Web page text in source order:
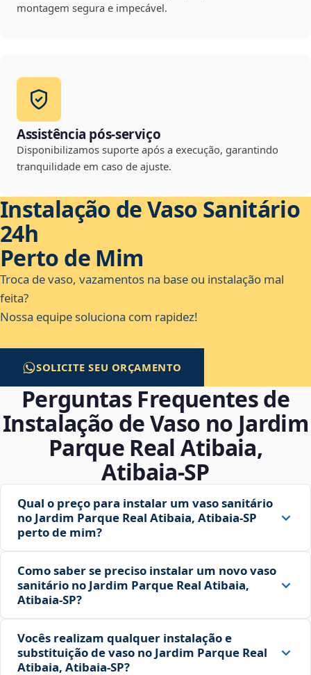
montagem segura e impecável.
Assistência pós-serviço
Disponibilizamos suporte após a execução, garantindo
tranquilidade em caso de ajuste.
Instalação de Vaso Sanitário
24h
Perto de Mim
Troca de vaso, vazamentos na base ou instalação mal
feita?
Nossa equipe soluciona com rapidez!
SOLICITE SEU ORÇAMENTO
Perguntas Frequentes de
Instalação de Vaso no Jardim
Parque Real Atibaia,
Atibaia‑SP
Qual o preço para instalar um vaso sanitário
no Jardim Parque Real Atibaia, Atibaia‑SP
perto de mim?
Como saber se preciso instalar um novo vaso
sanitário no Jardim Parque Real Atibaia,
Atibaia‑SP?
Vocês realizam qualquer instalação e
substituição de vaso no Jardim Parque Real
Atibaia, Atibaia‑SP?